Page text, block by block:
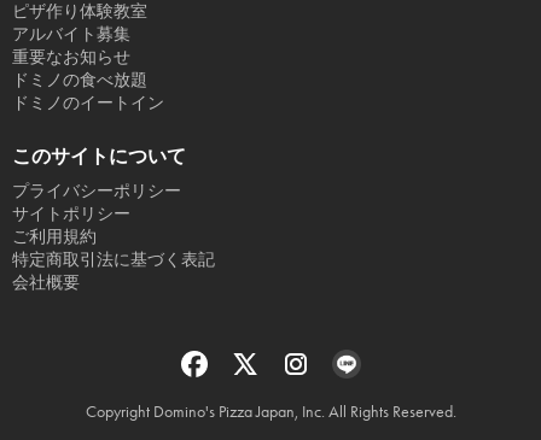
ピザ作り体験教室
アルバイト募集
重要なお知らせ
ドミノの食べ放題
ドミノのイートイン
このサイトについて
プライバシーポリシー
サイトポリシー
ご利用規約
特定商取引法に基づく表記
会社概要
Copyright Domino's Pizza Japan, Inc. All Rights Reserved.